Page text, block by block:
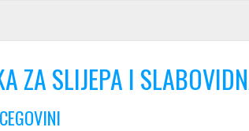
ZA SLIJEPA I